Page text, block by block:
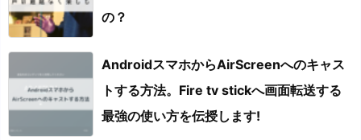
の？
AndroidスマホからAirScreenへのキャス
トする方法。Fire tv stickへ画面転送する
最強の使い方を伝授します!